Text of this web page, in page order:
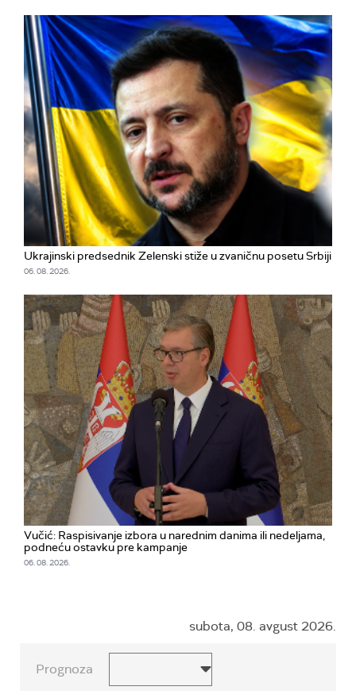
Ukrajinski predsednik Zelenski stiže u zvaničnu posetu Srbiji
06. 08. 2026.
Vučić: Raspisivanje izbora u narednim danima ili nedeljama,
podneću ostavku pre kampanje
06. 08. 2026.
subota, 08. avgust 2026.
Prognoza